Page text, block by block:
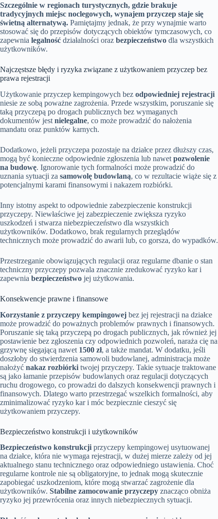
Szczególnie w regionach turystycznych, gdzie brakuje
tradycyjnych miejsc noclegowych, wynajem przyczep staje się
świetną alternatywą. Pamiętajmy jednak, że przy wynajmie warto
stosować się do przepisów dotyczących obiektów tymczasowych, co
zapewnia legalność działalności oraz bezpieczeństwo dla wszystkich
użytkowników.
Najczęstsze błędy i ryzyka związane z użytkowaniem przyczep bez
prawa rejestracji
Użytkowanie przyczep kempingowych bez odpowiedniej rejestracji
niesie ze sobą poważne zagrożenia. Przede wszystkim, poruszanie się
taką przyczepą po drogach publicznych bez wymaganych
dokumentów jest nielegalne, co może prowadzić do nałożenia
mandatu oraz punktów karnych.
Dodatkowo, jeżeli przyczepa pozostaje na działce przez dłuższy czas,
mogą być konieczne odpowiednie zgłoszenia lub nawet pozwolenie
na budowę. Ignorowanie tych formalności może prowadzić do
uznania sytuacji za samowolę budowlaną, co w rezultacie wiąże się z
potencjalnymi karami finansowymi i nakazem rozbiórki.
Inny istotny aspekt to odpowiednie zabezpieczenie konstrukcji
przyczepy. Niewłaściwe jej zabezpieczenie zwiększa ryzyko
uszkodzeń i stwarza niebezpieczeństwo dla wszystkich
użytkowników. Dodatkowo, brak regularnych przeglądów
technicznych może prowadzić do awarii lub, co gorsza, do wypadków.
Przestrzeganie obowiązujących regulacji oraz regularne dbanie o stan
techniczny przyczepy pozwala znacznie zredukować ryzyko kar i
zapewnia bezpieczeństwo jej użytkowania.
Konsekwencje prawne i finansowe
Korzystanie z przyczepy kempingowej bez jej rejestracji na działce
może prowadzić do poważnych problemów prawnych i finansowych.
Poruszanie się taką przyczepą po drogach publicznych, jak również jej
postawienie bez zgłoszenia czy odpowiednich pozwoleń, naraża cię na
grzywnę sięgającą nawet 1500 zł, a także mandat. W dodatku, jeśli
doszłoby do stwierdzenia samowoli budowlanej, administracja może
nałożyć nakaz rozbiórki twojej przyczepy. Takie sytuacje traktowane
są jako łamanie przepisów budowlanych oraz regulacji dotyczących
ruchu drogowego, co prowadzi do dalszych konsekwencji prawnych i
finansowych. Dlatego warto przestrzegać wszelkich formalności, aby
zminimalizować ryzyko kar i móc bezpiecznie cieszyć się
użytkowaniem przyczepy.
Bezpieczeństwo konstrukcji i użytkowników
Bezpieczeństwo konstrukcji przyczepy kempingowej usytuowanej
na działce, która nie wymaga rejestracji, w dużej mierze zależy od jej
aktualnego stanu technicznego oraz odpowiedniego ustawienia. Choć
regularne kontrole nie są obligatoryjne, to jednak mogą skutecznie
zapobiegać uszkodzeniom, które mogą stwarzać zagrożenie dla
użytkowników. Stabilne zamocowanie przyczepy znacząco obniża
ryzyko jej przewrócenia oraz innych niebezpiecznych sytuacji.